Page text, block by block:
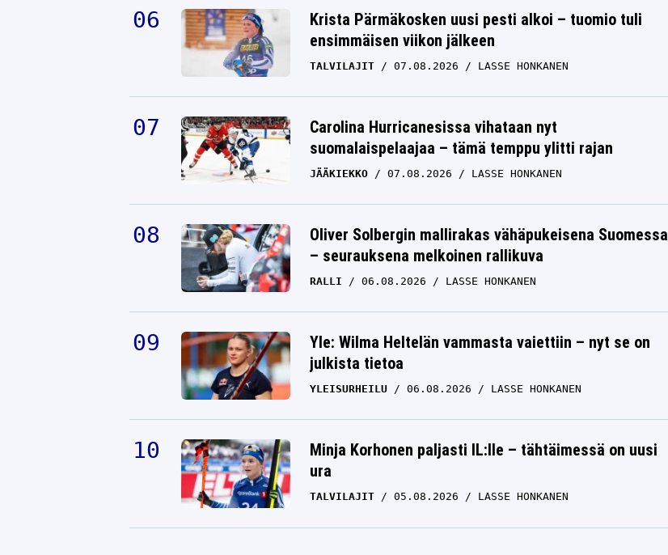
Krista Pärmäkosken uusi pesti alkoi – tuomio tuli
ensimmäisen viikon jälkeen
TALVILAJIT 07.08.2026 LASSE HONKANEN
Carolina Hurricanesissa vihataan nyt
suomalaispelaajaa – tämä temppu ylitti rajan
JÄÄKIEKKO 07.08.2026 LASSE HONKANEN
Oliver Solbergin mallirakas vähäpukeisena Suomessa
– seurauksena melkoinen rallikuva
RALLI 06.08.2026 LASSE HONKANEN
Yle: Wilma Heltelän vammasta vaiettiin – nyt se on
julkista tietoa
YLEISURHEILU 06.08.2026 LASSE HONKANEN
Minja Korhonen paljasti IL:lle – tähtäimessä on uusi
ura
TALVILAJIT 05.08.2026 LASSE HONKANEN